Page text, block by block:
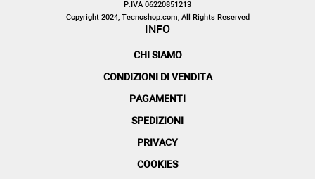
P.IVA 06220851213
Copyright 2024, Tecnoshop.com, All Rights Reserved
INFO
CHI SIAMO
CONDIZIONI DI VENDITA
PAGAMENTI
SPEDIZIONI
PRIVACY
COOKIES